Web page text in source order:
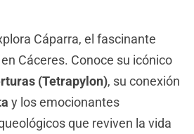
Cáparra, el fascinante
Cáceres. Conoce su icónico
(Tetrapylon), su conexión
y los emocionantes
que reviven la vida